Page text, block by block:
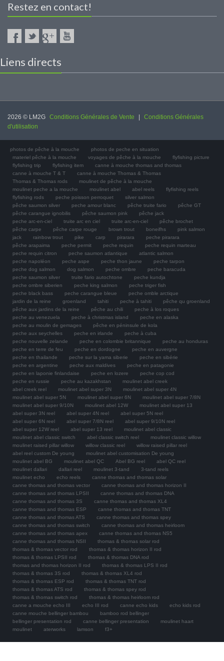
Restez en contact!
Liens directs
2026 © LM2G Conditions Générales de Vente
Conditions Générales
d'utilisation
photos de pêche à la mouche
photos de peche en situation
materiel pêche à la mouche
voyages de pêche à la mouche
flyfishing picture
flyfishing trip
flyfishing item
canne à mouche thomas and thomas
canne à mouche T & T
canne à mouche Thomas & Thomas
Thomas & Thomas rods
moulinet de pêche à la mouche
moulinet peche a la mouche
moulinet abel abel reels
flyfishing reels
flyfishing rods
peche poisson perroquet
silver salmon
pêche saumon silver
peche amour blanc pêche truite fario
pêche GT
pêche carangue ignobilis
pêche saumon pink
pêche jack
peche arc-en-ciel
truite arc en ciel truite arc-en-ciel
pêche brochet
pêche carpe
pêche carpe rouge brown trout boneifhs
pink salmon
jack
rainbow trout pike carp pirarara
peche pirarara
pêche arapaima
peche permit peche requin
peche requin marteau
peche requin citron
peche saumon atlantique
atlantic salmon
peche napoléon
peche aspe peche thon jaune
peche tarpon
peche dog salmon
dog salmon peche ombre
peche baracuda
peche saumon silver
truite fario autochtone
peche kundja
peche ombre siberien
peche king salmon
peche triger fish
peche black bass
peche carangue bleue
peche omble arctique
jardin de la reine
groenland tahiti peche à tahiti
pêche qu groenland
pêche aux jardins de la reine
pêche au chili
peche à los roques
peche au venezuela
peche à christmas island
peche en alaska
peche au moulin de gemages
pêche en péninsule de kola
peche aux seychelles
peche en irlande
peche à cuba
peche nouvelle zelande
peche en colombie britannique
peche au honduras
peche en terre de feu
peche en dordogne
peche en auvergne
peche en thailande
peche sur la yama siberie
peche en sibérie
peche en argentine
peche aux maldives
peche en patagonie
peche en laponie finlandaise
peche en lozere
peche cop cod
peche en russie
peche au kazakhstan
moulinet abel creek
abel creek reel
moulinet abel super 3N
moulinet abel super 4N
moulinet abel super 5N
moulinet abel super 6N
moulinet abel super 7/8N
moulinet abel super 9/10N
moulinet abel 12W
moulinet abel super 13
abel super 3N reel
abel super 4N reel
abel super 5N reel
abel super 6N reel
abel super 7/8N reel
abel super 9/10N reel
abel super 12W reel
abel super 13 reel
moulinet abel classic
moulinet abel classic switch
abel classic switch reel
moulinet classic willow
moulinet raised pillar willow
willow classic reel
willow raised pillar reel
abel reel custom De young
moulinet abel customisation De young
moulinet abel BG
moulinet abel QC Abel BG reel
abel QC reel
moulinet dallari
dallari reel moulinet 3-tand
3-tand reels
moulinet echo
echo reels
canne thomas and thomas solar
canne thomas and thomas vector
canne thomas and thomas horizon II
canne thomas and thomas LPSII
canne thomas and thomas DNA
canne thomas and thomas 3S
canne thomas and thomas XL4
canne thomas and thomas ESP
canne thomas and thomas TNT
canne thomas and thomas ATS
canne thomas and thomas spey
canne thomas and thomas switch
canne thomas and thomas heirloom
canne thomas and thomas apex
canne thomas and thomas NS5
canne thomas and thomas NSII
thomas & thomas solar rod
thomas & thomas vector rod
thomas & thomas horizon II rod
thomas & thomas LPSII rod
thomas & thomas DNA rod
thomas and thomas horizon II rod
thomas & thomas LPS II rod
thomas & thomas 3S rod
thomas & thomas XL4 rod
thomas & thomas ESP rod
thomas & thomas TNT rod
thomas & thomas ATS rod
thomas & thomas spey rod
thomas & thomas switch rod
thomas & thomas heirloom rod
canne a mouche echo III
echo III rod canne echo kids
echo kids rod
canne mouche bellinger bambou
bamboo rod bellinger
bellinger presentation rod
canne bellinger presentation
moulinet haart
moulinet
aterworks lamson f3+